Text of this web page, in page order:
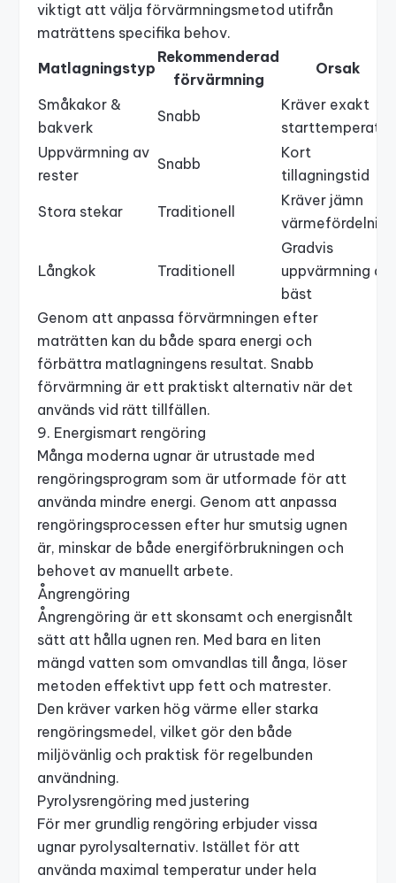
viktigt att välja förvärmningsmetod utifrån
maträttens specifika behov.
Matlagningstyp
Rekommenderad
förvärmning
Orsak
Småkakor &
bakverk
Snabb
Kräver exakt
starttemperatur
Uppvärmning av
rester
Snabb
Kort
tillagningstid
Stora stekar Traditionell
Kräver jämn
värmefördelning
Långkok Traditionell
Gradvis
uppvärmning är
bäst
Genom att anpassa förvärmningen efter
maträtten kan du både spara energi och
förbättra matlagningens resultat. Snabb
förvärmning är ett praktiskt alternativ när det
används vid rätt tillfällen.
9. Energismart rengöring
Många moderna ugnar är utrustade med
rengöringsprogram som är utformade för att
använda mindre energi. Genom att anpassa
rengöringsprocessen efter hur smutsig ugnen
är, minskar de både energiförbrukningen och
behovet av manuellt arbete.
Ångrengöring
Ångrengöring är ett skonsamt och energisnålt
sätt att hålla ugnen ren. Med bara en liten
mängd vatten som omvandlas till ånga, löser
metoden effektivt upp fett och matrester.
Den kräver varken hög värme eller starka
rengöringsmedel, vilket gör den både
miljövänlig och praktisk för regelbunden
användning.
Pyrolysrengöring med justering
För mer grundlig rengöring erbjuder vissa
ugnar pyrolysalternativ. Istället för att
använda maximal temperatur under hela